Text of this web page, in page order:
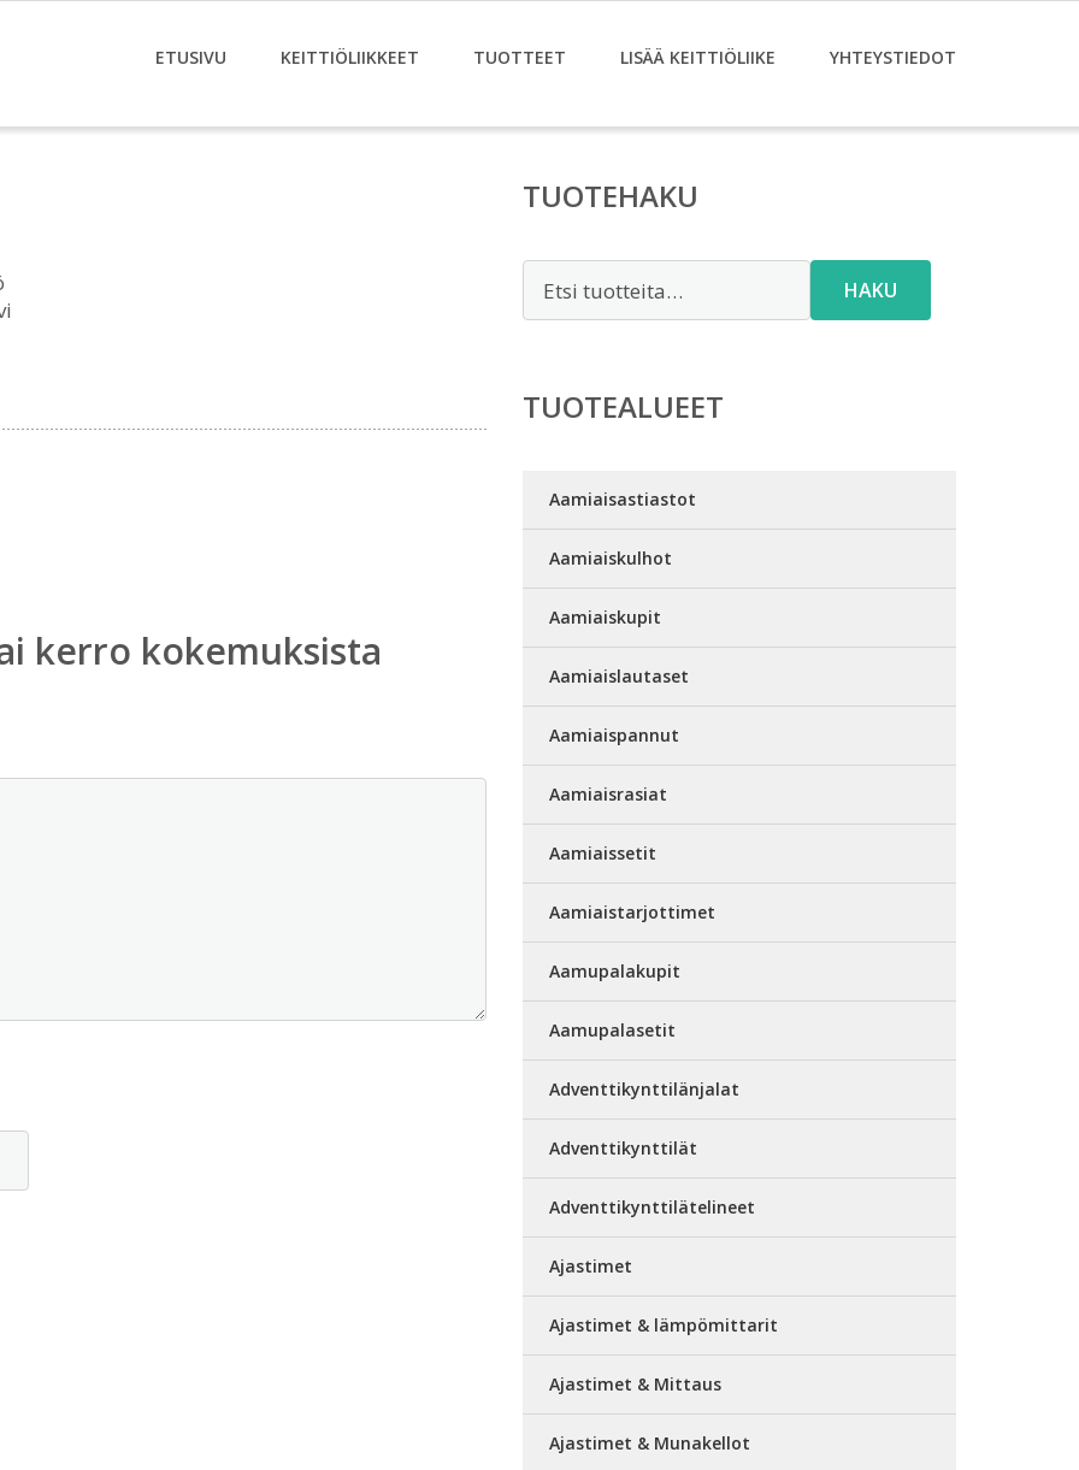
ETUSIVU KEITTIÖLIIKKEET TUOTTEET LISÄÄ KEITTIÖLIIKE YHTEYSTIEDOT
kerro kokemuksista
TUOTEHAKU
HAKU
TUOTEALUEET
Aamiaisastiastot
Aamiaiskulhot
Aamiaiskupit
Aamiaislautaset
Aamiaispannut
Aamiaisrasiat
Aamiaissetit
Aamiaistarjottimet
Aamupalakupit
Aamupalasetit
Adventtikynttilänjalat
Adventtikynttilät
Adventtikynttilätelineet
Ajastimet
Ajastimet & lämpömittarit
Ajastimet & Mittaus
Ajastimet & Munakellot